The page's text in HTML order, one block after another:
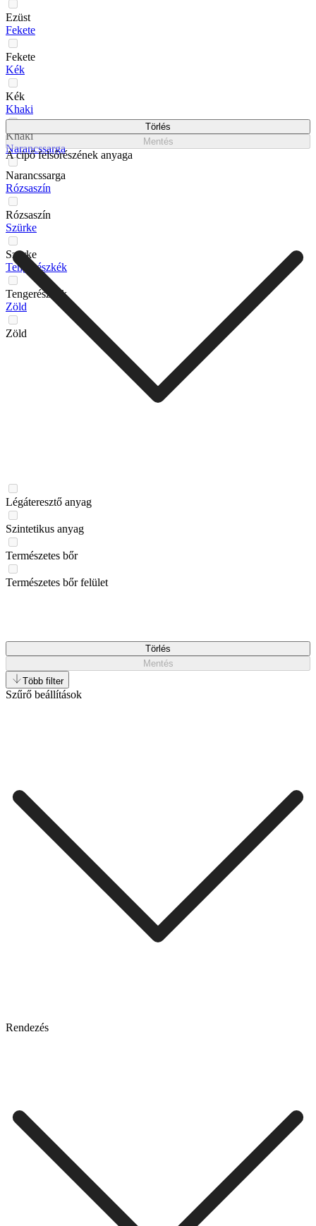
Ezüst
Fekete
Fekete
Kék
Kék
Khaki
Khaki
Narancssarga
Narancssarga
Rózsaszín
Rózsaszín
Szürke
Szürke
Tengerészkék
Tengerészkék
Zöld
Zöld
Törlés
Mentés
A cipő felsőrészének anyaga
Légáteresztő anyag
Szintetikus anyag
Természetes bőr
Természetes bőr felület
Törlés
Mentés
Több filter
Szűrő beállítások
Rendezés